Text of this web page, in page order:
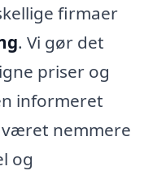
firmaer
. Vi gør det
priser og
informeret
nemmere
og